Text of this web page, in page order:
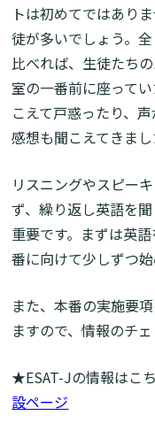
トは初めてではあり
徒が多いでしょう。
比べれば、生徒たち
室の一番前に座って
こえて戸惑ったり、
感想も聞こえてきまし
リスニングやスピー
ず、繰り返し英語を
重要です。まずは英
番に向けて少しずつ始
また、本番の実施要
ますので、情報のチ
★ESAT-Jの情報はこ
設ページ